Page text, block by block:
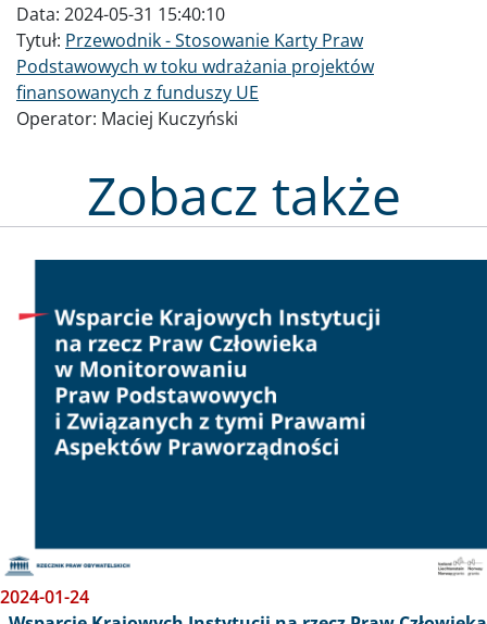
Data: 2024-05-31 15:40:10
Tytuł: Przewodnik - Stosowanie Karty Praw
Podstawowych w toku wdrażania projektów
finansowanych z funduszy UE
Operator: Maciej Kuczyński
Zobacz także
2024-01-24